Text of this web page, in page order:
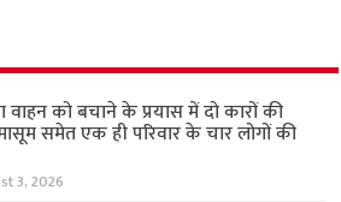
वाहन को बचाने के प्रयास में दो कारों की
समेत एक ही परिवार के चार लोगों की
3, 2026